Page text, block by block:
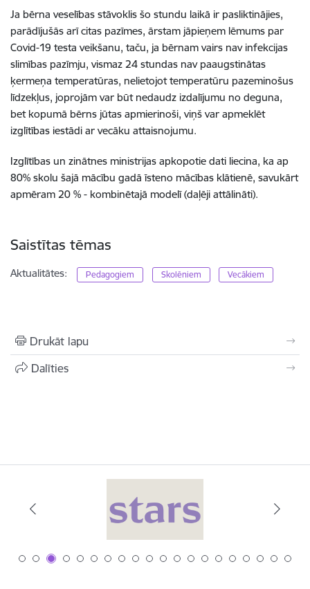
Ja bērna veselības stāvoklis šo stundu laikā ir pasliktinājies,
parādījušās arī citas pazīmes, ārstam jāpieņem lēmums par
Covid-19 testa veikšanu, taču, ja bērnam vairs nav infekcijas
slimības pazīmju, vismaz 24 stundas nav paaugstinātas
ķermeņa temperatūras, nelietojot temperatūru pazeminošus
līdzekļus, joprojām var būt nedaudz izdalījumu no deguna,
bet kopumā bērns jūtas apmierinoši, viņš var apmeklēt
izglītības iestādi ar vecāku attaisnojumu.
Izglītības un zinātnes ministrijas apkopotie dati liecina, ka ap
80% skolu šajā mācību gadā īsteno mācības klātienē, savukārt
apmēram 20 % - kombinētajā modelī (daļēji attālināti).
Saistītas tēmas
Aktualitātes: Pedagogiem Skolēniem Vecākiem
Drukāt lapu
Dalīties